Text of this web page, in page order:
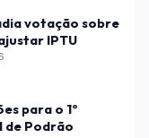
votação sobre
IPTU
para o 1º
de Podrão